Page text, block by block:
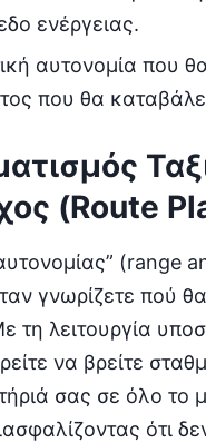
ενέργειας.
αυτονομία που
που θα
(Route
(range
γνωρίζετε πού θα
τη λειτουργία
να βρείτε
σας σε όλο το
ότι